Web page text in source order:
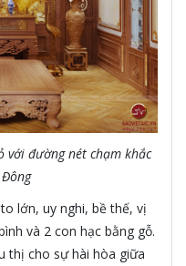
với đường nét chạm khắc
lớn, uy nghi, bề thế, vị
và 2 con hạc bằng gỗ.
thị cho sự hài hòa giữa